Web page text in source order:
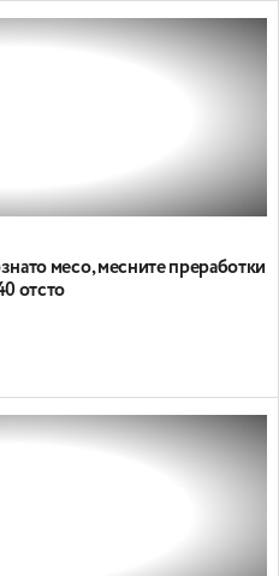
месо, месните преработки
отсто